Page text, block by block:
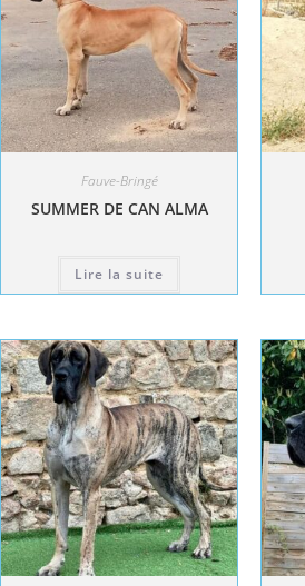
Fauve-Bringé
SUMMER DE CAN ALMA
Lire la suite